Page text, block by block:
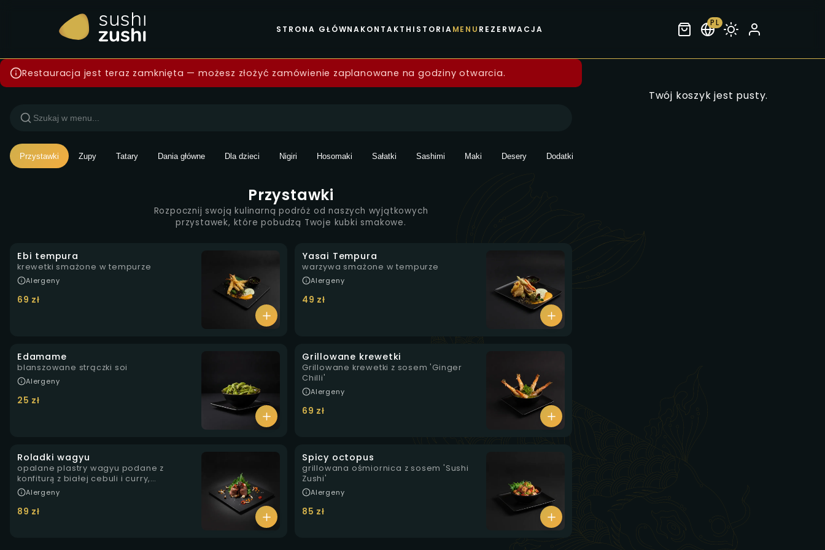
STRONA GŁÓWNAKONTAKT HISTORIAMENU REZERWACJA
PL
Menu — Sushi Zushi Warszawa
Restauracja jest teraz zamknięta — możesz złożyć zamówienie zaplanowane na godziny otwarcia.
Przystawki Zupy Tatary Dania główne Dla dzieci Nigiri Hosomaki Sałatki Sashimi Maki Desery Dodatki
Przystawki
Rozpocznij swoją kulinarną podróż od naszych wyjątkowych
przystawek, które pobudzą Twoje kubki smakowe.
Ebi tempura
krewetki smażone w tempurze
Alergeny
69 zł
Yasai Tempura
warzywa smażone w tempurze
Alergeny
49 zł
Edamame
blanszowane strączki soi
Alergeny
25 zł
Grillowane krewetki
Grillowane krewetki z sosem 'Ginger
Chilli'
Alergeny
69 zł
Roladki wagyu
opalane plastry wagyu podane z
konfiturą̨ z białej cebuli i curry,
marynowanymi grzybkami shimeji, żelem
z rokitnika oraz prażonymi orzechami pini
Alergeny
89 zł
Spicy octopus
grillowana ośmiornica z sosem 'Sushi
Zushi'
Alergeny
85 zł
Twój koszyk jest pusty.